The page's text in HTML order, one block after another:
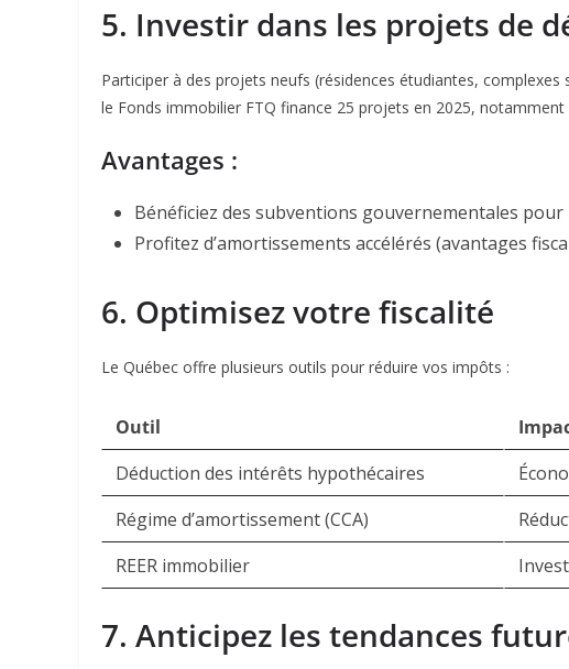
5. Investir dans les projets de
Participer à des projets neufs (résidences étudiantes,
le Fonds immobilier FTQ finance 25 projets en 2025, notamment
Avantages :
Bénéficiez des subventions gouvernementales
Profitez d’amortissements accélérés (avantages
6. Optimisez votre fiscalité
Le Québec offre plusieurs outils pour réduire vos impôts :
Outil
Déduction des intérêts hypothécaires
Régime d’amortissement (CCA)
REER immobilier
7. Anticipez les tendances